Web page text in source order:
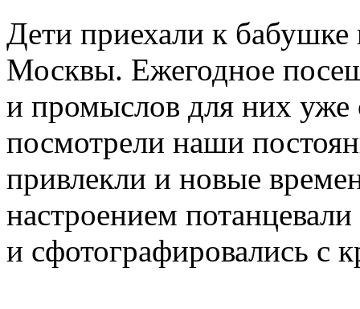
Дети приехали к
Москвы. Ежегодное
и промыслов для них уже
посмотрели наши
привлекли и новые
настроением
и сфотографировались с